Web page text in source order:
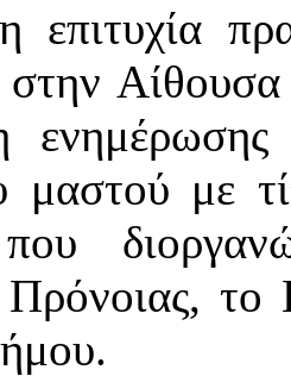
επιτυχία
μαστού με
Πρόνοιας,